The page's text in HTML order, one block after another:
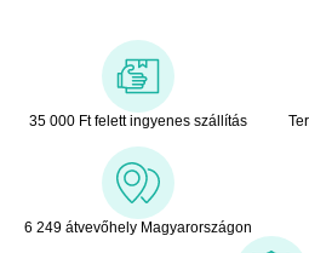
35 000 Ft felett ingyenes szállítás
6 249 átvevőhely Magyarországon